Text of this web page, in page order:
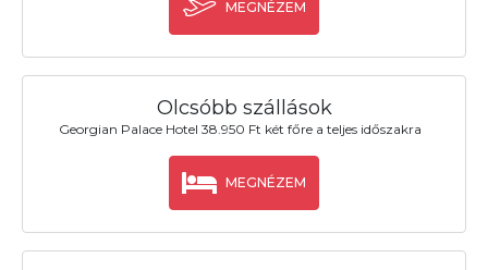
MEGNÉZEM
Olcsóbb szállások
Georgian Palace Hotel 38.950 Ft két főre a teljes időszakra
MEGNÉZEM